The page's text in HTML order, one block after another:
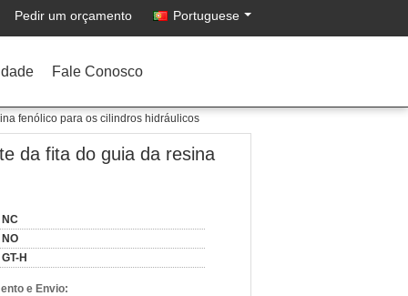
Pedir um orçamento Portuguese
Fale Conosco
fenólico para os cilindros hidráulicos
da fita do guia da resina
NC
NO
GT-H
e Envio: